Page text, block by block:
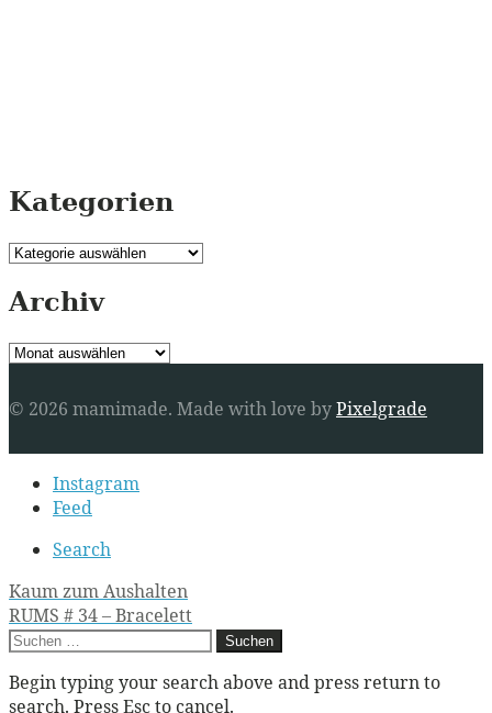
Kategorien
Kategorien
Archiv
Archiv
© 2026 mamimade. Made with love byPixelgrade
Secondary
navigationInstagram
Feed
Search
Post
navigation
Kaum zum Aushalten
RUMS # 34 – Bracelett
Suchen
Begin typing your search above and press return to
search. Press Esc to cancel.